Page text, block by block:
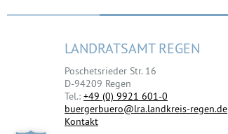
LANDRATSAMT REGEN
Poschetsrieder Str. 16
D-94209 Regen
Tel.: +49 (0) 9921 601-0
buergerbuero@lra.landkreis-regen.de
Kontakt